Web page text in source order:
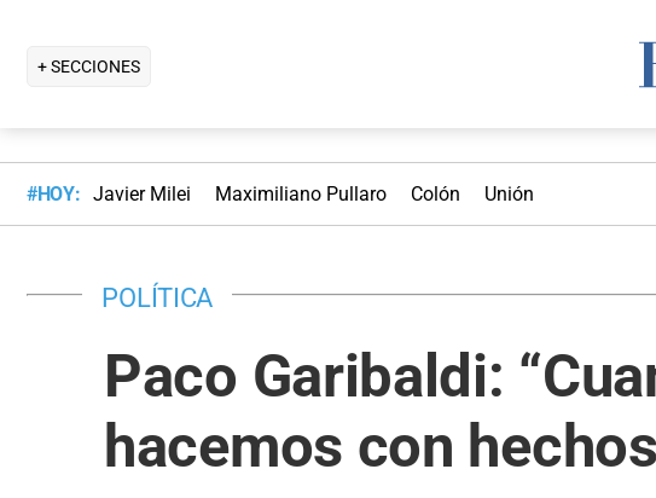
+ SECCIONES
#HOY: Javier Milei Maximiliano Pullaro Colón Unión
POLÍTICA
Paco Garibaldi:
hacemos con